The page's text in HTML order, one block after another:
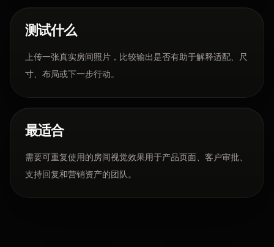
测试什么
上传一张真实房间照片，比较输出是否有助于解释适配、尺
寸、布局或下一步行动。
最适合
需要可重复使用的房间视觉效果用于产品页面、客户审批、
支持回复和营销资产的团队。